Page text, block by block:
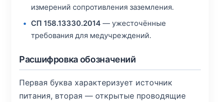
измерений сопротивления заземления.
СП 158.13330.2014 — ужесточённые
требования для медучреждений.
Расшифровка обозначений
Первая буква характеризует источник
питания, вторая — открытые проводящие